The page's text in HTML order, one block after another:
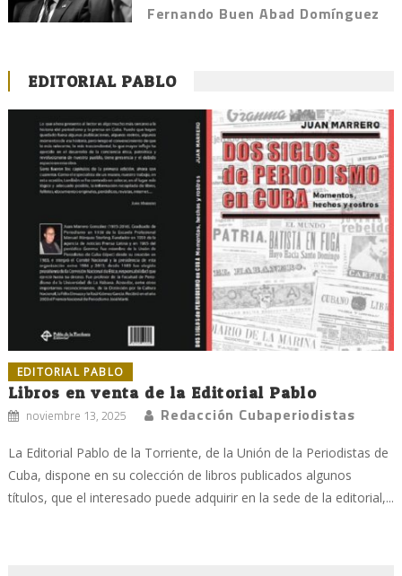
Fernando Buen Abad Domínguez
EDITORIAL PABLO
EDITORIAL PABLO
Libros en venta de la Editorial Pablo
noviembre 13, 2025 Redacción Cubaperiodistas
La Editorial Pablo de la Torriente, de la Unión de la Periodistas de
Cuba, dispone en su colección de libros publicados algunos
títulos, que el interesado puede adquirir en la sede de la editorial,...